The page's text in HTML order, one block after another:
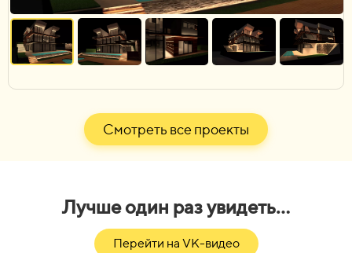
Смотреть все проекты
Лучше один раз увидеть…
Перейти на VK-видео